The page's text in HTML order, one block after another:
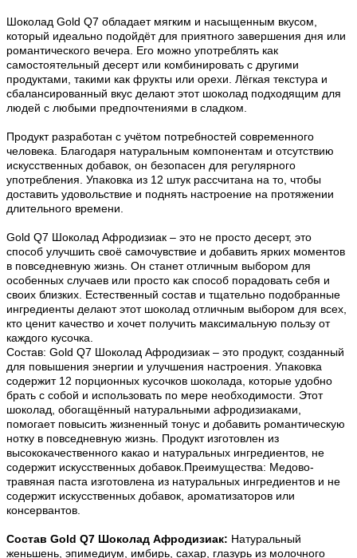
Шоколад Gold Q7 обладает мягким и насыщенным вкусом,
который идеально подойдёт для приятного завершения дня или
романтического вечера. Его можно употреблять как
самостоятельный десерт или комбинировать с другими
продуктами, такими как фрукты или орехи. Лёгкая текстура и
сбалансированный вкус делают этот шоколад подходящим для
людей с любыми предпочтениями в сладком.
Продукт разработан с учётом потребностей современного
человека. Благодаря натуральным компонентам и отсутствию
искусственных добавок, он безопасен для регулярного
употребления. Упаковка из 12 штук рассчитана на то, чтобы
доставить удовольствие и поднять настроение на протяжении
длительного времени.
Gold Q7 Шоколад Афродизиак – это не просто десерт, это
способ улучшить своё самочувствие и добавить ярких моментов
в повседневную жизнь. Он станет отличным выбором для
особенных случаев или просто как способ порадовать себя и
своих близких. Естественный состав и тщательно подобранные
ингредиенты делают этот шоколад отличным выбором для всех,
кто ценит качество и хочет получить максимальную пользу от
каждого кусочка.
Состав: Gold Q7 Шоколад Афродизиак – это продукт, созданный
для повышения энергии и улучшения настроения. Упаковка
содержит 12 порционных кусочков шоколада, которые удобно
брать с собой и использовать по мере необходимости. Этот
шоколад, обогащённый натуральными афродизиаками,
помогает повысить жизненный тонус и добавить романтическую
нотку в повседневную жизнь. Продукт изготовлен из
высококачественного какао и натуральных ингредиентов, не
содержит искусственных добавок.Преимущества: Медово-
травяная паста изготовлена из натуральных ингредиентов и не
содержит искусственных добавок, ароматизаторов или
консервантов.
Состав Gold Q7 Шоколад Афродизиак: Натуральный
женьшень, эпимедиум, имбирь, сахар, глазурь из молочного